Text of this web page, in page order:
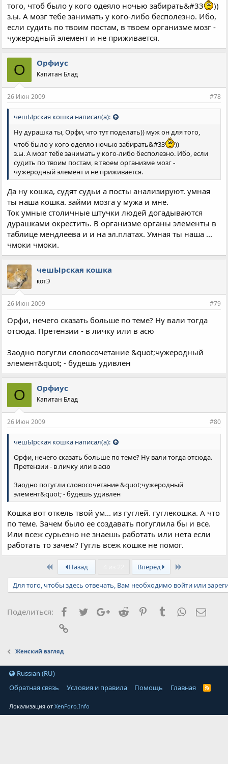
того, чтоб было у кого одеяло ночью забирать&#33
))
з.ы. А мозг тебе занимать у кого-либо бесполезно. Ибо,
если судить по твоим постам, в твоем организме мозг -
чужеродный элемент и не приживается.
О Орфиус
Капитан Блад
26 Июн 2009 #78
чешЫрская кошка написал(а):
Ну дурашка ты, Орфи, что тут поделать)) муж он для того,
чтоб было у кого одеяло ночью забирать&#33
))
з.ы. А мозг тебе занимать у кого-либо бесполезно. Ибо, если
судить по твоим постам, в твоем организме мозг -
чужеродный элемент и не приживается.
Да ну кошка, судят судьи а посты анализируют. умная
ты наша кошка. займи мозга у мужа и мне.
Ток умные столичные штучки людей догадываются
дурашками окрестить. В организме органы элементы в
таблице мендлеева и и на эл.платах. Умная ты наша ...
чмоки чмоки.
чешЫрская кошка
котЭ
26 Июн 2009 #79
Орфи, нечего сказать больше по теме? Ну вали тогда
отсюда. Претензии - в личку или в асю
Заодно погугли словосочетание &quot;чужеродный
элемент&quot; - будешь удивлен
О Орфиус
Капитан Блад
26 Июн 2009 #80
чешЫрская кошка написал(а):
Орфи, нечего сказать больше по теме? Ну вали тогда отсюда.
Претензии - в личку или в асю
Заодно погугли словосочетание &quot;чужеродный
элемент&quot; - будешь удивлен
Кошка вот откель твой ум... из гуглей. гуглекошка. А что
по теме. Зачем было ее создавать погуглила бы и все.
Или всеж сурьезно не знаешь работать или нета если
работать то зачем? Гугль всеж кошке не помог.
First Назад Вперёд Last
Для того, чтобы здесь отвечать, Вам необходимо войти или
Поделиться: Facebook
TwitterGoogle+
Reddit PinterestTumblrWhatsApp
Женский взгляд
Russian (RU)
Обратная связь
Условия и правила Помощь Главная
Локализация отXenForo.Info